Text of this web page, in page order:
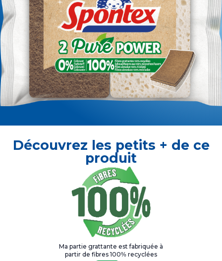
Découvrez les petits + de ce
produit
Ma partie grattante est fabriquée à
partir de fibres 100% recyclées